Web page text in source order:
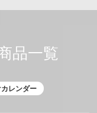
品一覧
レンダー